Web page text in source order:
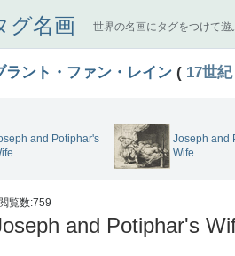
グ名画 世界の名画にタグをつけて遊
ラント・ファン・レイン ( 17世紀
and Potiphar's
Joseph and
Wife
閲覧数:759
and Potiphar's